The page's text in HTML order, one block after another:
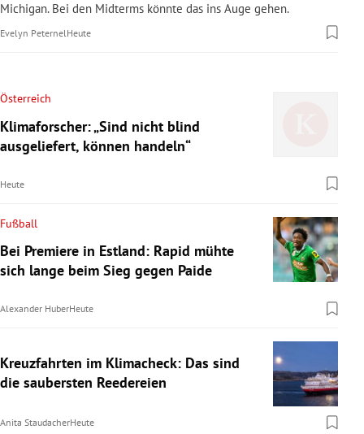
Michigan. Bei den Midterms könnte das ins Auge gehen.
Evelyn Peternel Heute
Österreich
Klimaforscher: „Sind nicht blind
ausgeliefert, können handeln“
Heute
Fußball
Bei Premiere in Estland: Rapid mühte
sich lange beim Sieg gegen Paide
Alexander HuberHeute
Kreuzfahrten im Klimacheck: Das sind
die saubersten Reedereien
Anita StaudacherHeute